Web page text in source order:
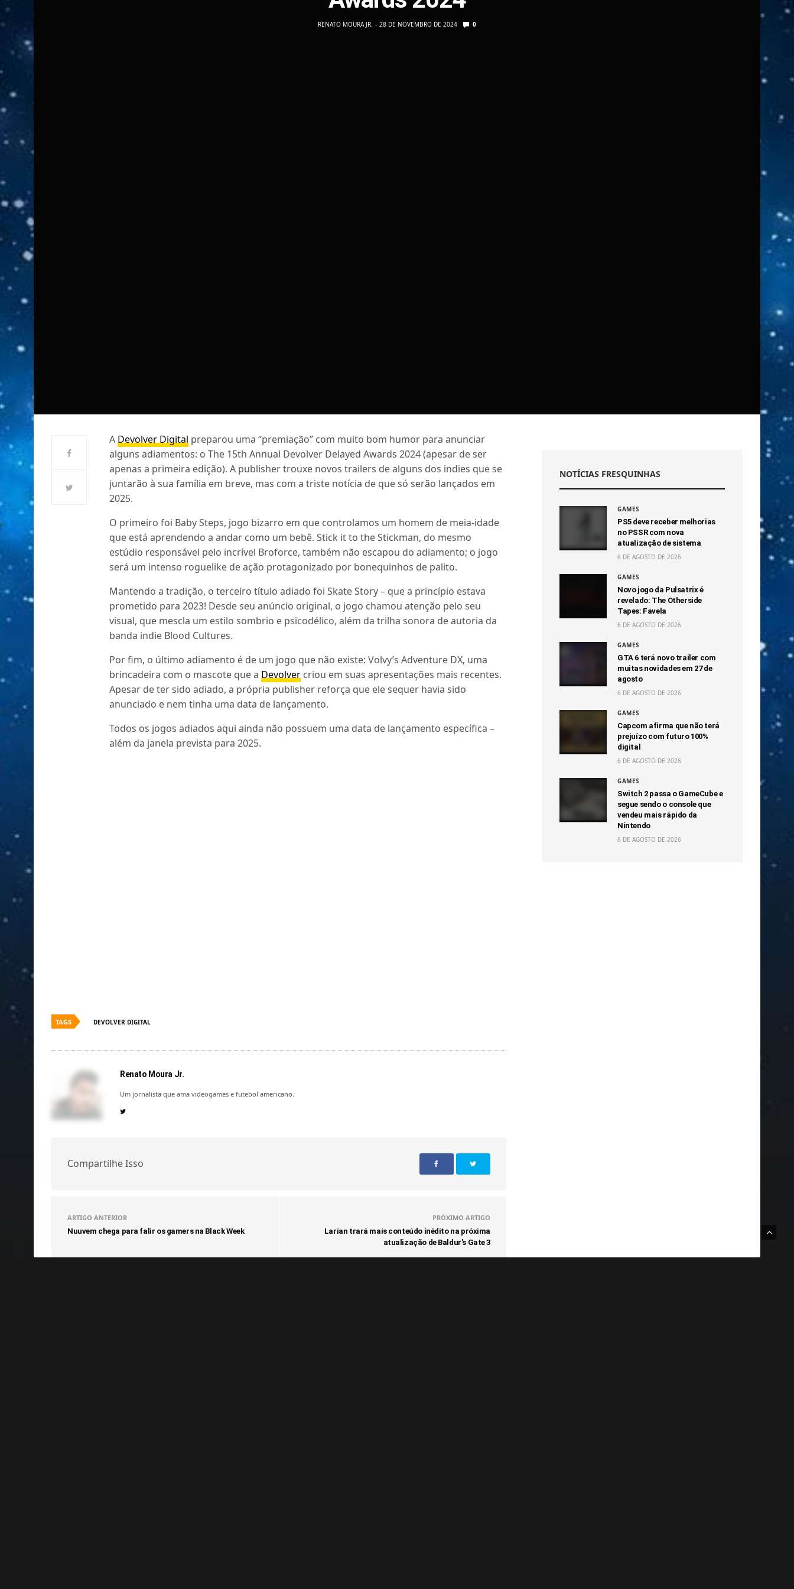
RENATO MOURA JR. 28 DE NOVEMBRO DE 2024 0
A Devolver Digital preparou uma “premiação” com muito bom humor para anunciar
alguns adiamentos: o The 15th Annual Devolver Delayed Awards 2024 (apesar de ser
apenas a primeira edição). A publisher trouxe novos trailers de alguns dos indies que se
juntarão à sua família em breve, mas com a triste notícia de que só serão lançados em
2025.
O primeiro foi Baby Steps, jogo bizarro em que controlamos um homem de meia-idade
que está aprendendo a andar como um bebê. Stick it to the Stickman, do mesmo
estúdio responsável pelo incrível Broforce, também não escapou do adiamento; o jogo
será um intenso roguelike de ação protagonizado por bonequinhos de palito.
Mantendo a tradição, o terceiro título adiado foi Skate Story – que a princípio estava
prometido para 2023! Desde seu anúncio original, o jogo chamou atenção pelo seu
visual, que mescla um estilo sombrio e psicodélico, além da trilha sonora de autoria da
banda indie Blood Cultures.
Por fim, o último adiamento é de um jogo que não existe: Volvy’s Adventure DX, uma
brincadeira com o mascote que a Devolver criou em suas apresentações mais recentes.
Apesar de ter sido adiado, a própria publisher reforça que ele sequer havia sido
anunciado e nem tinha uma data de lançamento.
Todos os jogos adiados aqui ainda não possuem uma data de lançamento específica –
além da janela prevista para 2025.
TAGS DEVOLVER DIGITAL
Renato Moura Jr.
Um jornalista que ama videogames e futebol americano.
Compartilhe Isso
ARTIGO ANTERIOR
Nuuvem chega para falir os gamers na Black Week
PRÓXIMO ARTIGO
Larian trará mais conteúdo inédito na próxima
atualização de Baldur's Gate 3
NOTÍCIAS FRESQUINHAS
GAMES
PS5 deve receber melhorias
no PSSR com nova
atualização de sistema
6 DE AGOSTO DE 2026
GAMES
Novo jogo da Pulsatrix é
revelado: The Otherside
Tapes: Favela
6 DE AGOSTO DE 2026
GAMES
GTA 6 terá novo trailer com
muitas novidades em 27 de
agosto
6 DE AGOSTO DE 2026
GAMES
Capcom afirma que não terá
prejuízo com futuro 100%
digital
6 DE AGOSTO DE 2026
GAMES
Switch 2 passa o GameCube e
segue sendo o console que
vendeu mais rápido da
Nintendo
6 DE AGOSTO DE 2026